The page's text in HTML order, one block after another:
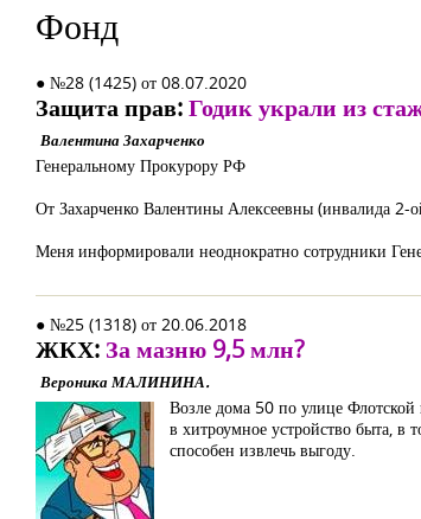
Фонд
● №28 (1425) от 08.07.2020
Защита прав:Годик украли из
Валентина Захарченко
Генеральному Прокурору РФ
От Захарченко Валентины Алексеевны (инвалида 2-
Меня информировали неоднократно сотрудники
● №25 (1318) от 20.06.2018
ЖКХ: За мазню 9,5 млн?
Вероника МАЛИНИНА.
Возле дома 50 по улице
в хитроумное устройство быта,
способен извлечь выгоду.